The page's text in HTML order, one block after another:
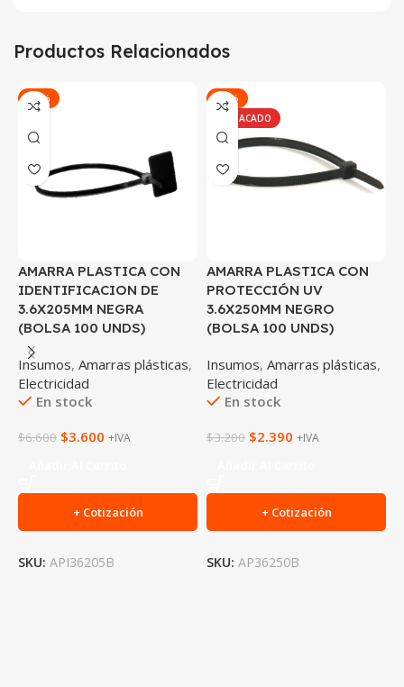
Productos Relacionados
-45%
AMARRA PLASTICA CON
IDENTIFICACION DE
3.6X205MM NEGRA
(BOLSA 100 UNDS)
Insumos, Amarras plásticas,
Electricidad
En stock
$6.600 $3.600 +IVA
+ Cotización
SKU: API36205B
-25%
DESTACADO
AMARRA PLASTICA CON
PROTECCIÓN UV
3.6X250MM NEGRO
(BOLSA 100 UNDS)
Insumos, Amarras plásticas,
Electricidad
En stock
$3.200 $2.390 +IVA
+ Cotización
SKU: AP36250B